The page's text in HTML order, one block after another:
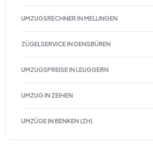
UMZUGSRECHNER IN MELLINGEN
ZÜGELSERVICE IN DENSBÜREN
UMZUGSPREISE IN LEUGGERN
UMZUG IN ZEIHEN
UMZÜGE IN BENKEN (ZH)